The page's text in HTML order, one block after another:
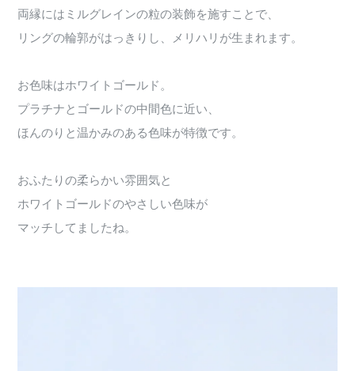
両縁にはミルグレインの粒の装飾を施すことで、
リングの輪郭がはっきりし、メリハリが生まれます。
お色味はホワイトゴールド。
プラチナとゴールドの中間色に近い、
ほんのりと温かみのある色味が特徴です。
おふたりの柔らかい雰囲気と
ホワイトゴールドのやさしい色味が
マッチしてましたね。